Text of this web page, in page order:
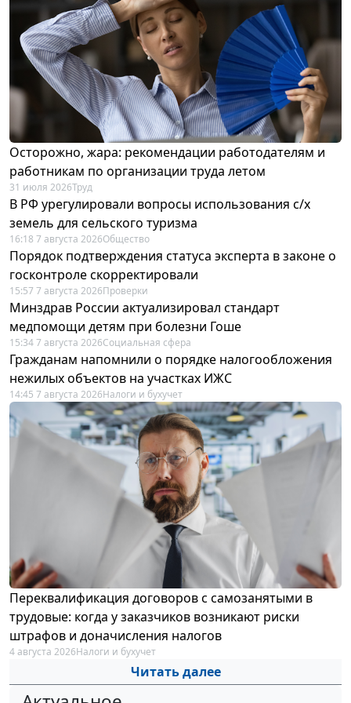
Осторожно, жара: рекомендации работодателям и
работникам по организации труда летом
31 июля 2026Труд
В РФ урегулировали вопросы использования с/х
земель для сельского туризма
16:18 7 августа 2026Общество
Порядок подтверждения статуса эксперта в законе о
госконтроле скорректировали
15:57 7 августа 2026Проверки
Минздрав России актуализировал стандарт
медпомощи детям при болезни Гоше
15:34 7 августа 2026Социальная сфера
Гражданам напомнили о порядке налогообложения
нежилых объектов на участках ИЖС
14:45 7 августа 2026Налоги и бухучет
Переквалификация договоров с самозанятыми в
трудовые: когда у заказчиков возникают риски
штрафов и доначисления налогов
4 августа 2026Налоги и бухучет
Читать далее